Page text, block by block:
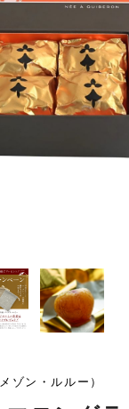
ゾン・ルルー）